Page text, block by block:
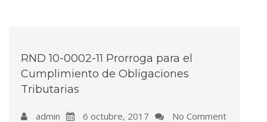
RND 10-0002-11 Prorroga para el
Cumplimiento de Obligaciones
Tributarias
admin 6 octubre, 2017 No Comment